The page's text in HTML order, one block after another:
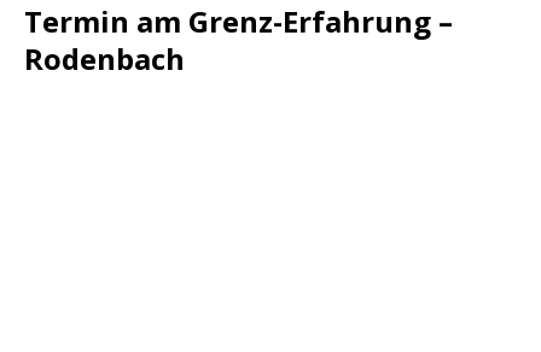
Termin am Grenz-Erfahrung –
Rodenbach